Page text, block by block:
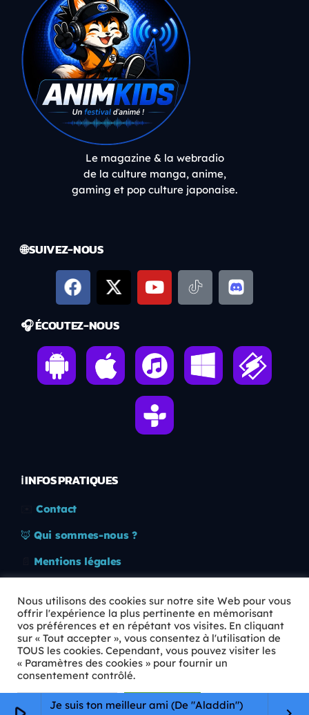
Je suis ton meilleur ami (De "Aladdin")
Le magazine & la webradio
de la culture manga, anime,
gaming et pop culture japonaise.
🌐 SUIVEZ-NOUS
🎧 ÉCOUTEZ-NOUS
ℹ️ INFOS PRATIQUES
Contact
🦊 Qui sommes-nous ?
Mentions légales
🛡️ RGPD
Copyright © 2026 Animkids. Tous droits réservés.
Nous utilisons des cookies sur notre site Web pour vous
offrir l'expérience la plus pertinente en mémorisant
vos préférences et en répétant vos visites. En cliquant
sur « Tout accepter », vous consentez à l'utilisation de
TOUS les cookies. Cependant, vous pouvez visiter les
« Paramètres des cookies » pour fournir un
consentement contrôlé.
Paramètres Cookie Tout accepter